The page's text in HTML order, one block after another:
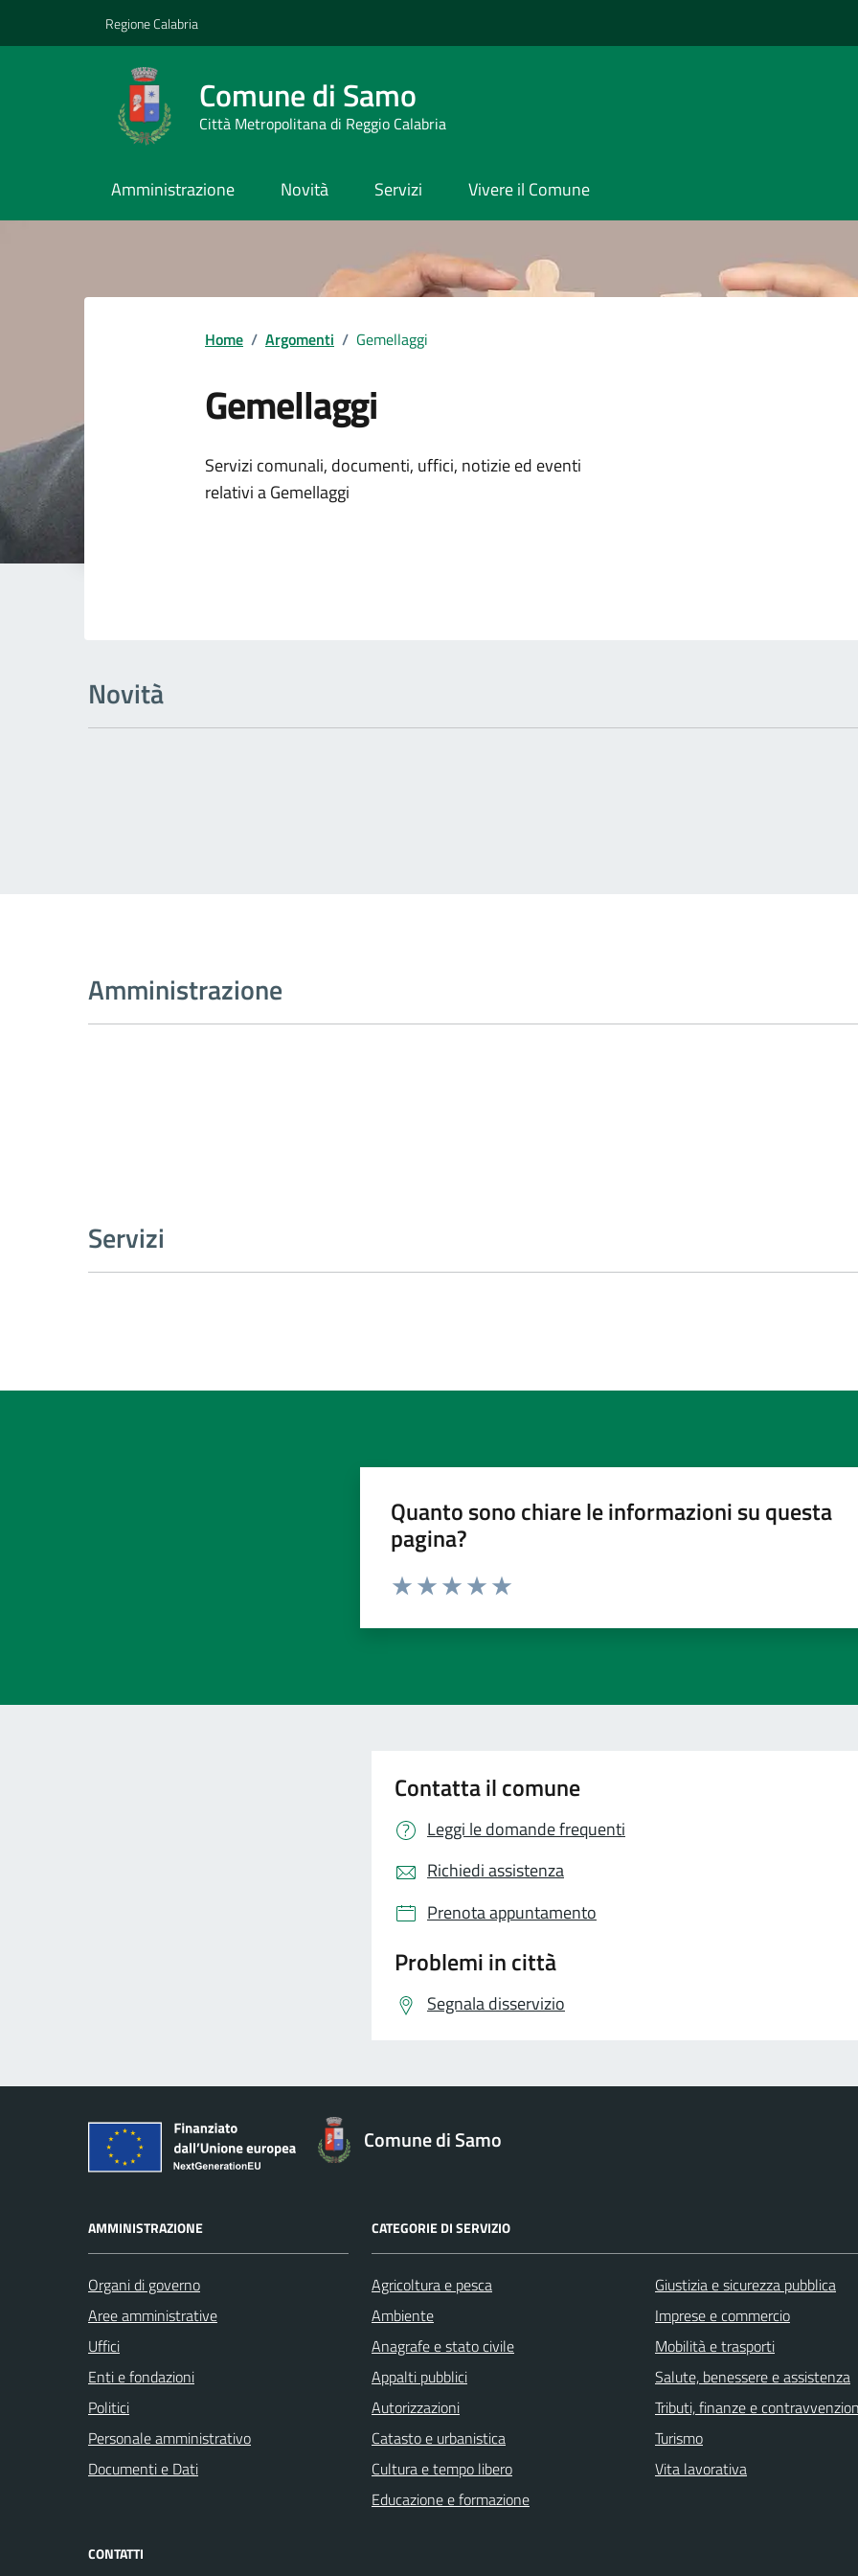
Regione Calabria
Comune di Samo
Città Metropolitana di Reggio Calabria
Amministrazione Novità Servizi Vivere il Comune
Home / Argomenti / Gemellaggi
Gemellaggi
Dettagli dell'argomento
Servizi comunali, documenti, uffici, notizie ed eventi
relativi a Gemellaggi
Novità
Amministrazione
Servizi
Quanto sono chiare le informazioni su questa
pagina?
Contatta il comune
Leggi le domande frequenti
Richiedi assistenza
Prenota appuntamento
Problemi in città
Segnala disservizio
Comune di Samo
AMMINISTRAZIONE
Organi di governo
Aree amministrative
Uffici
Enti e fondazioni
Politici
Personale amministrativo
Documenti e Dati
CATEGORIE DI SERVIZIO
Agricoltura e pesca
Ambiente
Anagrafe e stato civile
Appalti pubblici
Autorizzazioni
Catasto e urbanistica
Cultura e tempo libero
Educazione e formazione
Giustizia e sicurezza pubblica
Imprese e commercio
Mobilità e trasporti
Salute, benessere e assistenza
Tributi, finanze e
Turismo
Vita lavorativa
CONTATTI